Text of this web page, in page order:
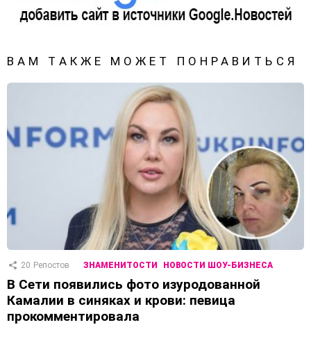
ВАМ ТАКЖЕ МОЖЕТ ПОНРАВИТЬСЯ
20 Репостов ЗНАМЕНИТОСТИ НОВОСТИ ШОУ-БИЗНЕСА
В Сети появились фото изуродованной
Камалии в синяках и крови: певица
прокомментировала